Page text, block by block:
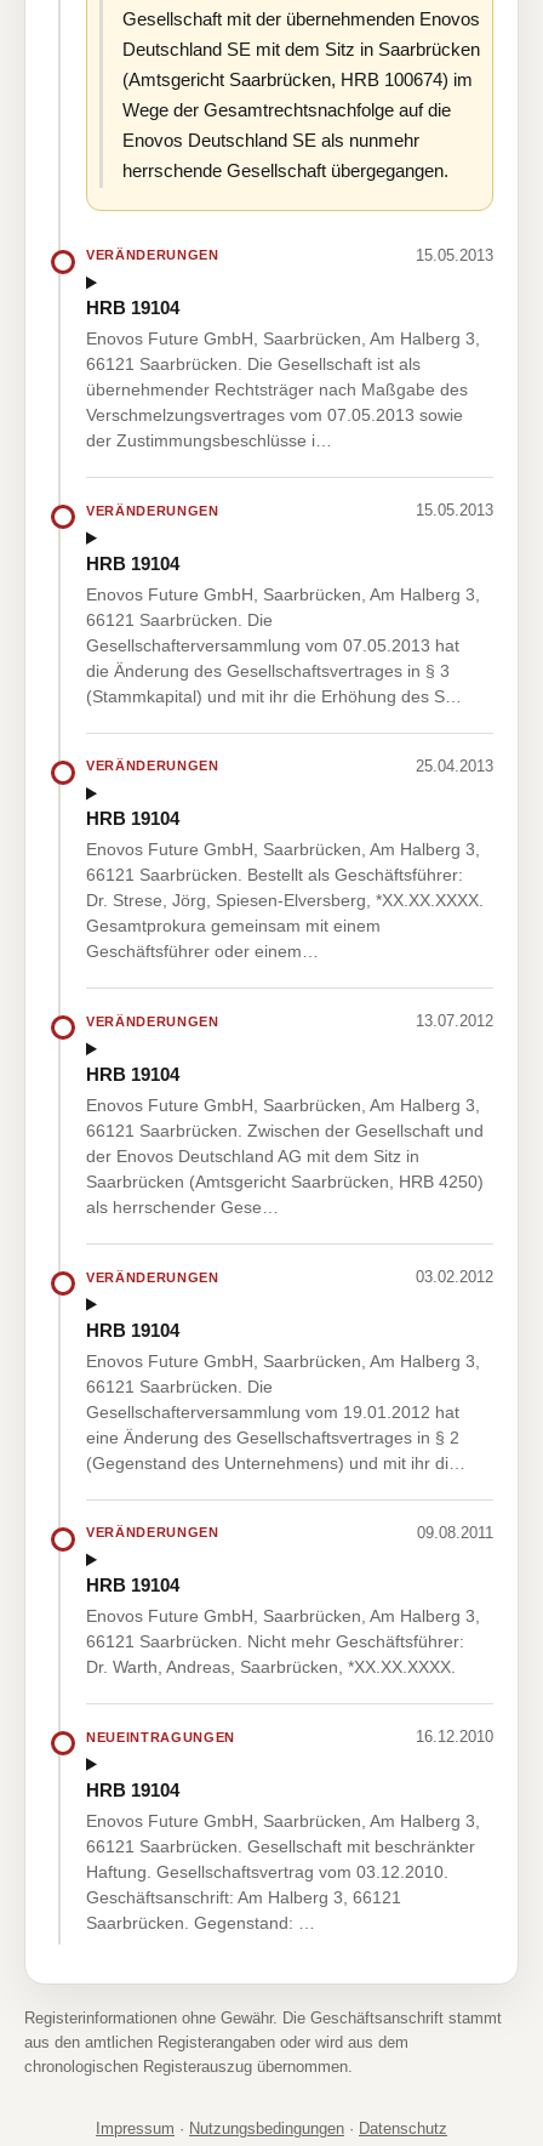
Gesellschaft mit der übernehmenden Enovos
Deutschland SE mit dem Sitz in Saarbrücken
(Amtsgericht Saarbrücken, HRB 100674) im
Wege der Gesamtrechtsnachfolge auf die
Enovos Deutschland SE als nunmehr
herrschende Gesellschaft übergegangen.
VERÄNDERUNGEN 15.05.2013
HRB 19104
Enovos Future GmbH, Saarbrücken, Am Halberg 3,
66121 Saarbrücken. Die Gesellschaft ist als
übernehmender Rechtsträger nach Maßgabe des
Verschmelzungsvertrages vom 07.05.2013 sowie
der Zustimmungsbeschlüsse i…
VERÄNDERUNGEN 15.05.2013
HRB 19104
Enovos Future GmbH, Saarbrücken, Am Halberg 3,
66121 Saarbrücken. Die
Gesellschafterversammlung vom 07.05.2013 hat
die Änderung des Gesellschaftsvertrages in § 3
(Stammkapital) und mit ihr die Erhöhung des S…
VERÄNDERUNGEN 25.04.2013
HRB 19104
Enovos Future GmbH, Saarbrücken, Am Halberg 3,
66121 Saarbrücken. Bestellt als Geschäftsführer:
Dr. Strese, Jörg, Spiesen-Elversberg, *XX.XX.XXXX.
Gesamtprokura gemeinsam mit einem
Geschäftsführer oder einem…
VERÄNDERUNGEN 13.07.2012
HRB 19104
Enovos Future GmbH, Saarbrücken, Am Halberg 3,
66121 Saarbrücken. Zwischen der Gesellschaft und
der Enovos Deutschland AG mit dem Sitz in
Saarbrücken (Amtsgericht Saarbrücken, HRB 4250)
als herrschender Gese…
VERÄNDERUNGEN 03.02.2012
HRB 19104
Enovos Future GmbH, Saarbrücken, Am Halberg 3,
66121 Saarbrücken. Die
Gesellschafterversammlung vom 19.01.2012 hat
eine Änderung des Gesellschaftsvertrages in § 2
(Gegenstand des Unternehmens) und mit ihr di…
VERÄNDERUNGEN 09.08.2011
HRB 19104
Enovos Future GmbH, Saarbrücken, Am Halberg 3,
66121 Saarbrücken. Nicht mehr Geschäftsführer:
Dr. Warth, Andreas, Saarbrücken, *XX.XX.XXXX.
NEUEINTRAGUNGEN 16.12.2010
HRB 19104
Enovos Future GmbH, Saarbrücken, Am Halberg 3,
66121 Saarbrücken. Gesellschaft mit beschränkter
Haftung. Gesellschaftsvertrag vom 03.12.2010.
Geschäftsanschrift: Am Halberg 3, 66121
Saarbrücken. Gegenstand: …
Registerinformationen ohne Gewähr. Die Geschäftsanschrift stammt
aus den amtlichen Registerangaben oder wird aus dem
chronologischen Registerauszug übernommen.
Impressum · Nutzungsbedingungen · Datenschutz